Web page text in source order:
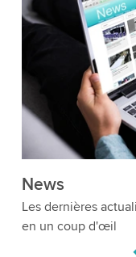
News
Les dernières
en un coup d'œil